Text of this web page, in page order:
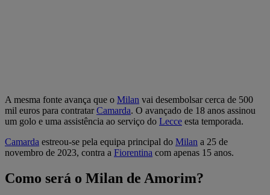
A mesma fonte avança que o Milan vai desembolsar cerca de 500
mil euros para contratarCamarda. O avançado de 18 anos assinou
um golo e uma assistência ao serviço do Lecce esta temporada.
Camarda estreou-se pela equipa principal do Milan a 25 de
novembro de 2023, contra a Fiorentina com apenas 15 anos.
Como será o Milan de Amorim?